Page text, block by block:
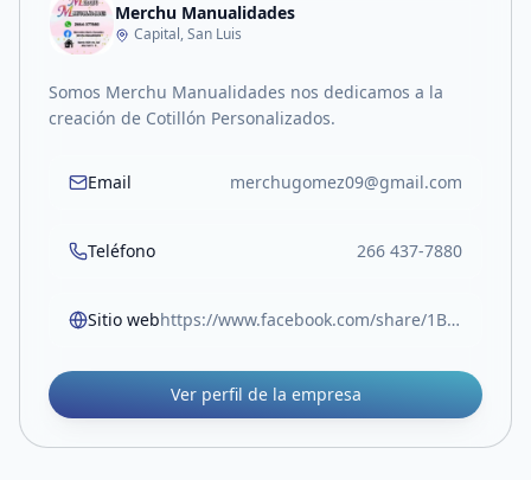
Merchu Manualidades
Capital, San Luis
Somos Merchu Manualidades nos dedicamos a la
creación de Cotillón Personalizados.
Email merchugomez09@gmail.com
Teléfono 266 437-7880
Sitio web https://www.facebook.com/share/1BKLPY8vB1/
Ver perfil de la empresa